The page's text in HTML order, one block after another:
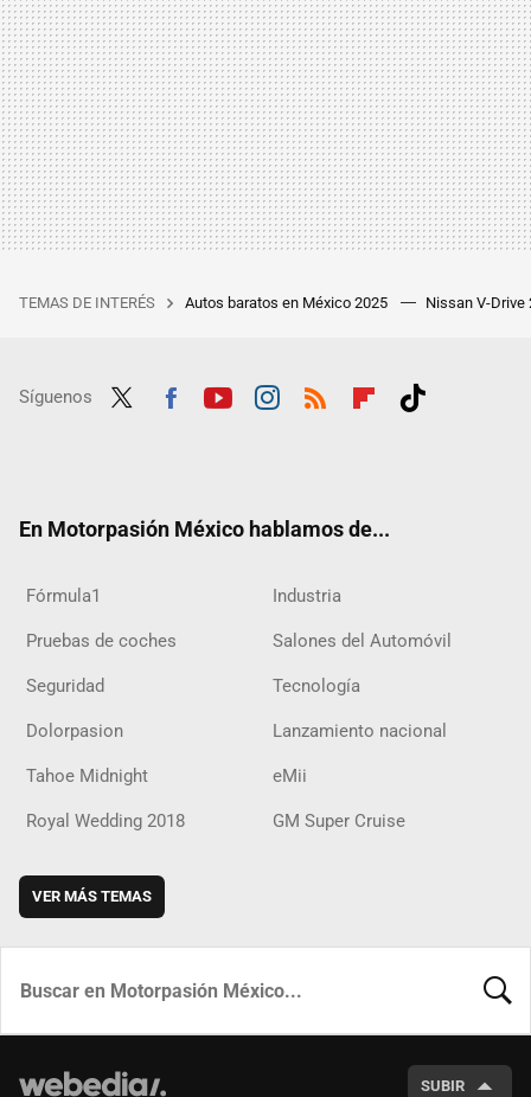
TEMAS DE INTERÉS Autos baratos en México 2025 Nissan V-Drive
Síguenos
En Motorpasión México hablamos de...
Fórmula1 Industria
Pruebas de coches Salones del Automóvil
Seguridad Tecnología
Dolorpasion Lanzamiento nacional
Tahoe Midnight eMii
Royal Wedding 2018 GM Super Cruise
VER MÁS TEMAS
SUBIR